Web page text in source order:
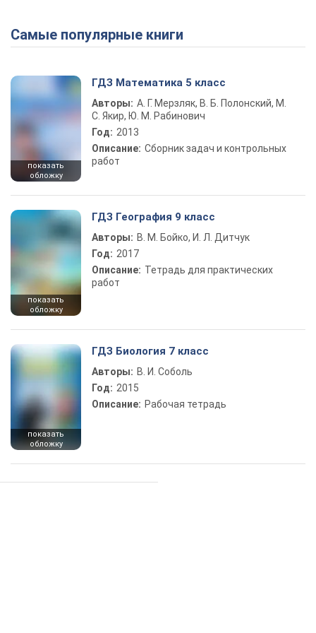
Самые популярные книги
показать
обложку
ГДЗ Математика 5 класс
Авторы: А. Г. Мерзляк, В. Б. Полонский, М.
С. Якир, Ю. М. Рабинович
Год: 2013
Описание: Сборник задач и контрольных
работ
показать
обложку
ГДЗ География 9 класс
Авторы: В. М. Бойко, И. Л. Дитчук
Год: 2017
Описание: Тетрадь для практических
работ
показать
обложку
ГДЗ Биология 7 класс
Авторы: В. И. Соболь
Год: 2015
Описание: Рабочая тетрадь